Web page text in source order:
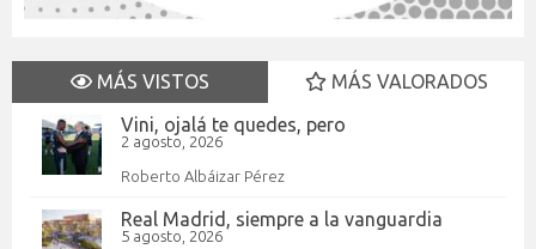
MÁS VISTOS
MÁS VALORADOS
Vini, ojalá te quedes, pero
2 agosto, 2026
Roberto Albáizar Pérez
Real Madrid, siempre a la vanguardia
5 agosto, 2026